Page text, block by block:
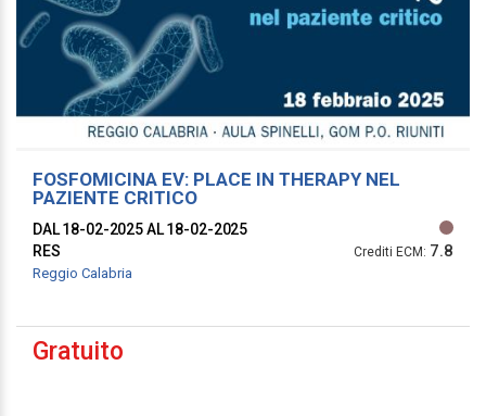
FOSFOMICINA EV: PLACE IN THERAPY NEL
PAZIENTE CRITICO
DAL 18-02-2025AL 18-02-2025
RES
Crediti ECM: 7.8
Reggio Calabria
Gratuito